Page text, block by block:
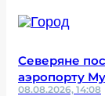
Северяне
аэропорту
08.08.2026, 14:08